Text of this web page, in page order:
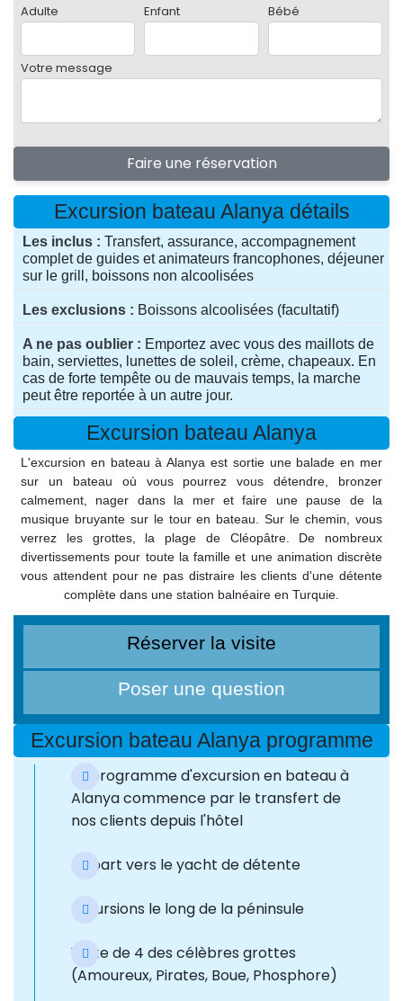
Adulte Enfant Bébé
Votre message
Faire une réservation
Excursion bateau Alanya détails
Les inclus
Transfert, assurance, accompagnement
complet de guides et animateurs francophones, déjeuner
sur le grill, boissons non alcoolisées
Les exclusions Boissons alcoolisées (facultatif)
A ne pas oublier
Emportez avec vous des maillots de
bain, serviettes, lunettes de soleil, crème, chapeaux. En
cas de forte tempête ou de mauvais temps, la marche
peut être reportée à un autre jour.
Excursion bateau Alanya
L'excursion en bateau à Alanya est sortie une balade en mer
sur un bateau où vous pourrez vous détendre, bronzer
calmement, nager dans la mer et faire une pause de la
musique bruyante sur le tour en bateau. Sur le chemin, vous
verrez les grottes, la plage de Cléopâtre. De nombreux
divertissements pour toute la famille et une animation discrète
vous attendent pour ne pas distraire les clients d'une détente
complète dans une station balnéaire en Turquie.
Réserver la visite
Poser une question
Excursion bateau Alanya programme
Le programme d'excursion en bateau à
Alanya commence par le transfert de
nos clients depuis l'hôtel
Départ vers le yacht de détente
Excursions le long de la péninsule
Visite de 4 des célèbres grottes
(Amoureux, Pirates, Boue, Phosphore)